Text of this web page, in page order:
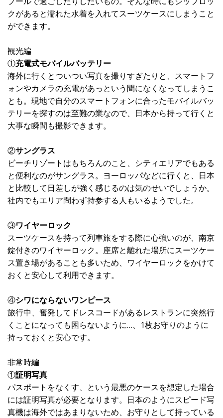
クがあると濡れた水着を入れてスーツケースにしまうこと
ができます。
観光編
①充電式モバイルバッテリー
海外に行くとついつい写真を撮りすぎたりと、スマートフ
ォンやカメラの充電があっという間になくなってしまうこ
とも。現地で自分のスマートフォンに合ったモバイルバッ
テリーを探すのは至難の業なので、日本から持って行くと
大事な瞬間も撮影できます。
②サングラス
ビーチリゾートはもちろんのこと、シティエリアでもある
と便利なのがサングラス。ヨーロッパなどに行くと、日本
と比較して日差しが強く感じるのは気のせいでしょうか。
社内でもエリア問わず持参する人もいるようでした。
③ワイヤーロック
スーツケースを持って列車旅をする際に心強いのが、南京
錠付きのワイヤーロック。座席と離れた場所にスーツケー
ス置き場があることも多いため、ワイヤーロックをかけて
おくと安心して利用できます。
④シワにならないワンピース
旅行中、奮発してドレスコードがあるレストランに突然行
くことになっても困らないように…、1枚お守りのように
持っておくと安心です。
非常時編
①証明写真
パスポートをなくす、という最悪のケースを想定した場合
には証明写真が必要となります。日本のようにスピード写
真機は海外ではあまりないため、お守りとして持っている